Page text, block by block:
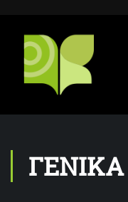
ΓΕΝΙΚΑ